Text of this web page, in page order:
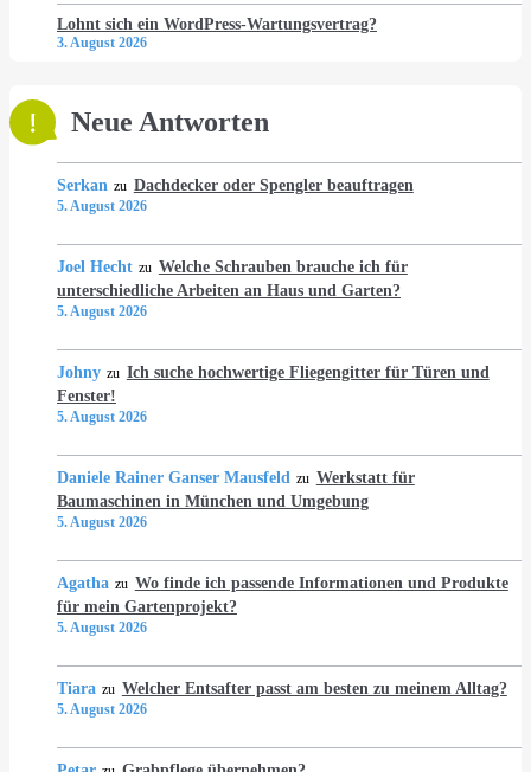
Lohnt sich ein WordPress-Wartungsvertrag?
3. August 2026
Neue Antworten
Serkan zu Dachdecker oder Spengler beauftragen
5. August 2026
Joel Hecht zu Welche Schrauben brauche ich für
unterschiedliche Arbeiten an Haus und Garten?
5. August 2026
Johny zu Ich suche hochwertige Fliegengitter für Türen und
Fenster!
5. August 2026
Daniele Rainer Ganser Mausfeld zu Werkstatt für
Baumaschinen in München und Umgebung
5. August 2026
Agatha zu Wo finde ich passende Informationen und Produkte
für mein Gartenprojekt?
5. August 2026
Tiara zu Welcher Entsafter passt am besten zu meinem Alltag?
5. August 2026